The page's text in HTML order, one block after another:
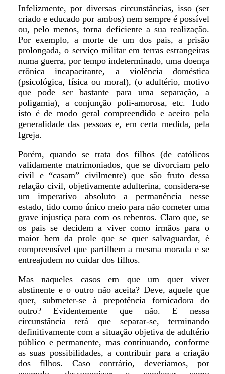
Infelizmente, por diversas circunstâncias, isso (ser
criado e educado por ambos) nem sempre é possível
ou, pelo menos, torna deficiente a sua realização.
Por exemplo, a morte de um dos pais, a prisão
prolongada, o serviço militar em terras estrangeiras
numa guerra, por tempo indeterminado, uma doença
crônica incapacitante, a violência doméstica
(psicológica, física ou moral), (o adultério, motivo
que pode ser bastante para uma separação, a
poligamia), a conjunção poli-amorosa, etc. Tudo
isto é de modo geral compreendido e aceito pela
generalidade das pessoas e, em certa medida, pela
Igreja.
Porém, quando se trata dos filhos (de católicos
validamente matrimoniados, que se divorciam pelo
civil e “casam” civilmente) que são fruto dessa
relação civil, objetivamente adulterina, considera-se
um imperativo absoluto a permanência nesse
estado, tido como único meio para não cometer uma
grave injustiça para com os rebentos. Claro que, se
os pais se decidem a viver como irmãos para o
maior bem da prole que se quer salvaguardar, é
compreensível que partilhem a mesma morada e se
entreajudem no cuidar dos filhos.
Mas naqueles casos em que um quer viver
abstinente e o outro não aceita? Deve, aquele que
quer, submeter-se à prepotência fornicadora do
outro? Evidentemente que não. E nessa
circunstância terá que separar-se, terminando
definitivamente com a situação objetiva de adultério
público e permanente, mas continuando, conforme
as suas possibilidades, a contribuir para a criação
dos filhos. Caso contrário, deveríamos, por